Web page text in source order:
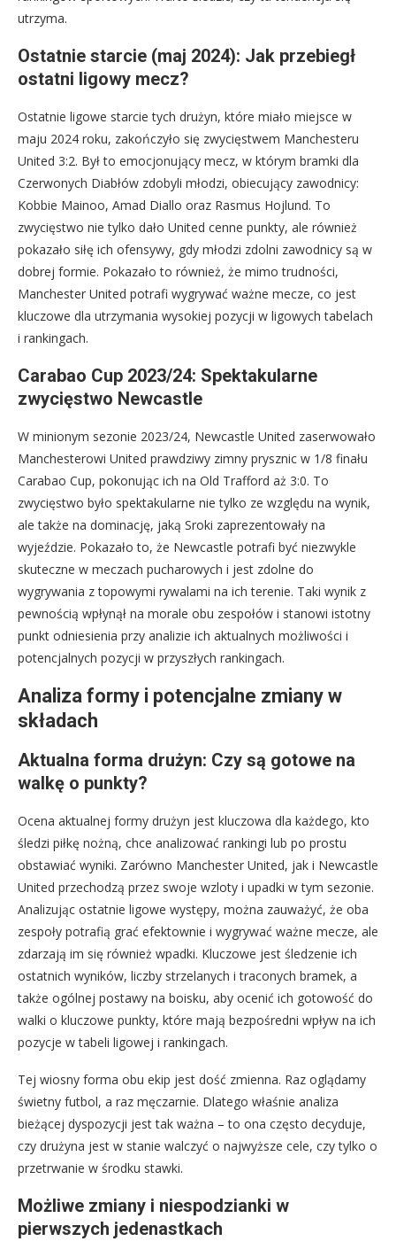
utrzyma.
Ostatnie starcie (maj 2024): Jak przebiegł
ostatni ligowy mecz?
Ostatnie ligowe starcie tych drużyn, które miało miejsce w
maju 2024 roku, zakończyło się zwycięstwem Manchesteru
United 3:2. Był to emocjonujący mecz, w którym bramki dla
Czerwonych Diabłów zdobyli młodzi, obiecujący zawodnicy:
Kobbie Mainoo, Amad Diallo oraz Rasmus Hojlund. To
zwycięstwo nie tylko dało United cenne punkty, ale również
pokazało siłę ich ofensywy, gdy młodzi zdolni zawodnicy są w
dobrej formie. Pokazało to również, że mimo trudności,
Manchester United potrafi wygrywać ważne mecze, co jest
kluczowe dla utrzymania wysokiej pozycji w ligowych tabelach
i rankingach.
Carabao Cup 2023/24: Spektakularne
zwycięstwo Newcastle
W minionym sezonie 2023/24, Newcastle United zaserwowało
Manchesterowi United prawdziwy zimny prysznic w 1/8 finału
Carabao Cup, pokonując ich na Old Trafford aż 3:0. To
zwycięstwo było spektakularne nie tylko ze względu na wynik,
ale także na dominację, jaką Sroki zaprezentowały na
wyjeździe. Pokazało to, że Newcastle potrafi być niezwykle
skuteczne w meczach pucharowych i jest zdolne do
wygrywania z topowymi rywalami na ich terenie. Taki wynik z
pewnością wpłynął na morale obu zespołów i stanowi istotny
punkt odniesienia przy analizie ich aktualnych możliwości i
potencjalnych pozycji w przyszłych rankingach.
Analiza formy i potencjalne zmiany w
składach
Aktualna forma drużyn: Czy są gotowe na
walkę o punkty?
Ocena aktualnej formy drużyn jest kluczowa dla każdego, kto
śledzi piłkę nożną, chce analizować rankingi lub po prostu
obstawiać wyniki. Zarówno Manchester United, jak i Newcastle
United przechodzą przez swoje wzloty i upadki w tym sezonie.
Analizując ostatnie ligowe występy, można zauważyć, że oba
zespoły potrafią grać efektownie i wygrywać ważne mecze, ale
zdarzają im się również wpadki. Kluczowe jest śledzenie ich
ostatnich wyników, liczby strzelanych i traconych bramek, a
także ogólnej postawy na boisku, aby ocenić ich gotowość do
walki o kluczowe punkty, które mają bezpośredni wpływ na ich
pozycje w tabeli ligowej i rankingach.
Tej wiosny forma obu ekip jest dość zmienna. Raz oglądamy
świetny futbol, a raz męczarnie. Dlatego właśnie analiza
bieżącej dyspozycji jest tak ważna – to ona często decyduje,
czy drużyna jest w stanie walczyć o najwyższe cele, czy tylko o
przetrwanie w środku stawki.
Możliwe zmiany i niespodzianki w
pierwszych jedenastkach